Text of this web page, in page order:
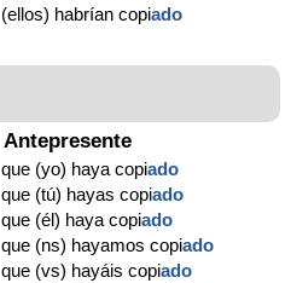
(ellos) habrían copiado
Antepresente
que (yo) haya copiado
que (tú) hayas copiado
que (él) haya copiado
que (ns) hayamos copiado
que (vs) hayáis copiado